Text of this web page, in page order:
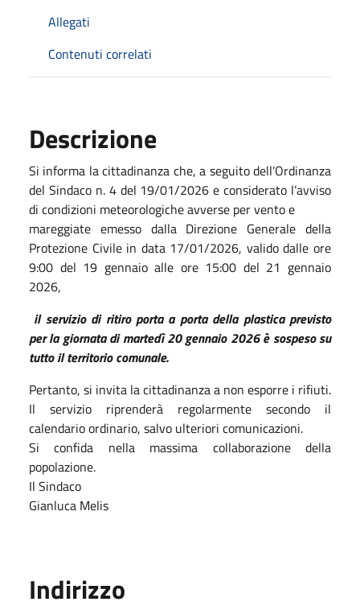
Allegati
Contenuti correlati
Descrizione
Si informa la cittadinanza che, a seguito dell’Ordinanza
del Sindaco n. 4 del 19/01/2026 e considerato l’avviso
di condizioni meteorologiche avverse per vento e
mareggiate emesso dalla Direzione Generale della
Protezione Civile in data 17/01/2026, valido dalle ore
9:00 del 19 gennaio alle ore 15:00 del 21 gennaio
2026,
il servizio di ritiro porta a porta della plastica previsto
per la giornata di martedì 20 gennaio 2026 è sospeso su
tutto il territorio comunale.
Pertanto, si invita la cittadinanza a non esporre i rifiuti.
Il servizio riprenderà regolarmente secondo il
calendario ordinario, salvo ulteriori comunicazioni.
Si confida nella massima collaborazione della
popolazione.
Il Sindaco
Gianluca Melis
Indirizzo